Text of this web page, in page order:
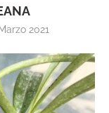
2021